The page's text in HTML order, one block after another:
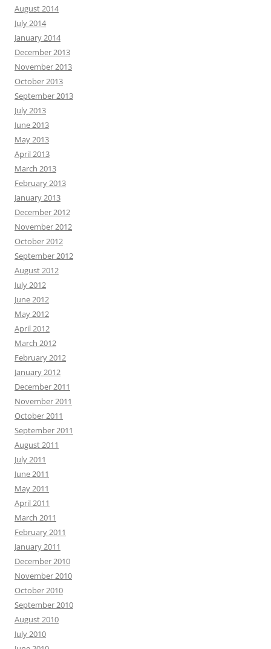
August 2014
July 2014
January 2014
December 2013
November 2013
October 2013
September 2013
July 2013
June 2013
May 2013
April 2013
March 2013
February 2013
January 2013
December 2012
November 2012
October 2012
September 2012
August 2012
July 2012
June 2012
May 2012
April 2012
March 2012
February 2012
January 2012
December 2011
November 2011
October 2011
September 2011
August 2011
July 2011
June 2011
May 2011
April 2011
March 2011
February 2011
January 2011
December 2010
November 2010
October 2010
September 2010
August 2010
July 2010